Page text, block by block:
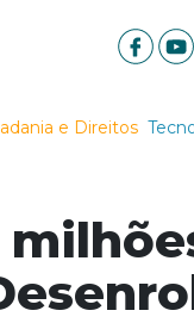
e Direitos